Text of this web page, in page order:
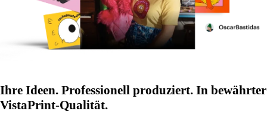
Ihre Ideen. Professionell produziert. In bewährter
VistaPrint-Qualität.